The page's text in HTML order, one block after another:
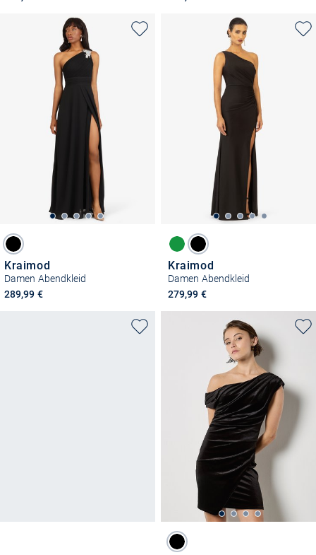
Kraimod
Damen Abendkleid
289,99 €
Kraimod
Damen Abendkleid
279,99 €